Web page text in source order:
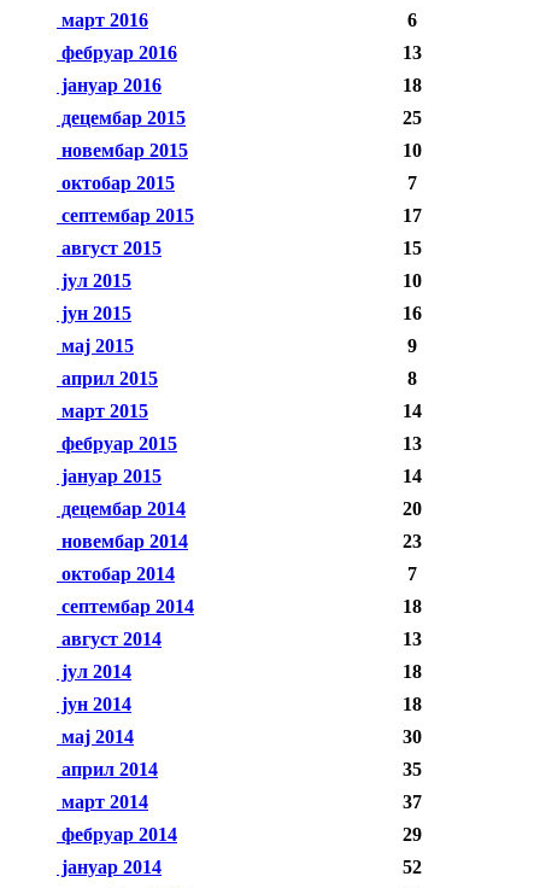
март 2016
6
фебруар 2016
13
јануар 2016
18
децембар 2015
25
новембар 2015
10
октобар 2015
7
септембар 2015
17
август 2015
15
јул 2015
10
јун 2015
16
мај 2015
9
април 2015
8
март 2015
14
фебруар 2015
13
јануар 2015
14
децембар 2014
20
новембар 2014
23
октобар 2014
7
септембар 2014
18
август 2014
13
јул 2014
18
јун 2014
18
мај 2014
30
април 2014
35
март 2014
37
фебруар 2014
29
јануар 2014
52